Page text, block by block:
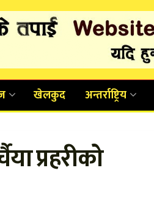
खेलकुद अन्तर्राष्ट्रिय
प्रहरीको